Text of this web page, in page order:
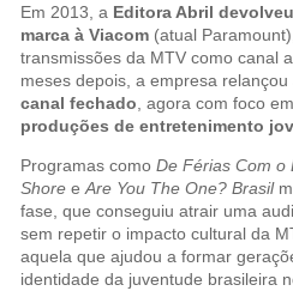
Em 2013, a Editora Abril
marca à Viacom (atual
transmissões da MTV como canal
meses depois, a empresa
canal fechado , agora com foco em
produções de entretenimento
Programas como De Férias Com o
Shore eAre You The One? Brasil
fase, que conseguiu atrair uma
sem repetir o impacto cultural da
aquela que ajudou a formar
identidade da juventude brasileira